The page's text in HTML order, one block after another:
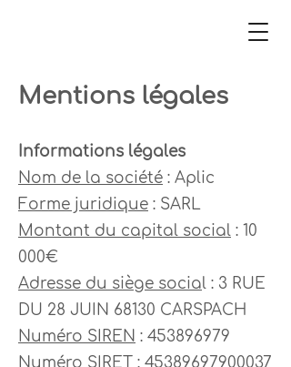
Mentions légales
Informations légales
Nom de la société : Aplic
Forme juridique : SARL
Montant du capital social : 10
000€
Adresse du siège social : 3 RUE
DU 28 JUIN 68130 CARSPACH
Numéro SIREN : 453896979
Numéro SIRET : 45389697900037